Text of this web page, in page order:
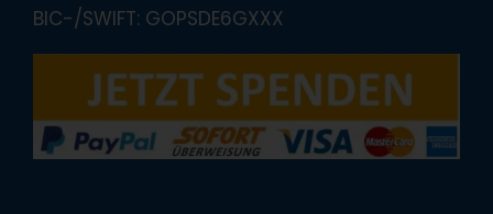
BIC-/SWIFT: GOPSDE6GXXX